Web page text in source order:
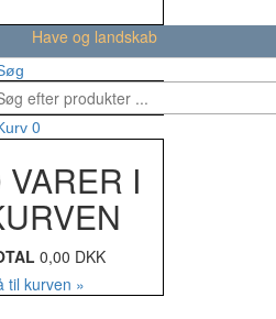
Have og landskab
0
VARER I
0,00 DKK
til kurven »